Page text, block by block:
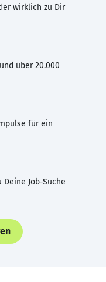
wirklich zu Dir
über 20.000
für ein
Job-Suche